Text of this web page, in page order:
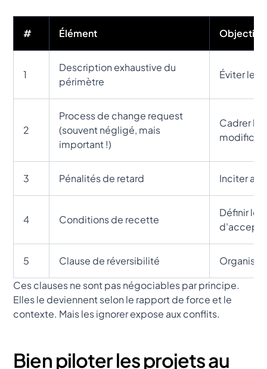
# Élément Objectif
1
Description exhaustive du
périmètre
Éviter les
2
Process de change request
(souvent négligé, mais
important !)
Cadrer
3 Pénalités de retard Inciter au
4 Conditions de recette
Définir
5 Clause de réversibilité
Organiser
Ces clauses ne sont pas négociables par principe.
Elles le deviennent selon le rapport de force et le
contexte. Mais les ignorer expose aux conflits.
Bien piloter les projets au